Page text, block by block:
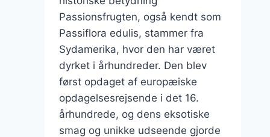
Passionsfrugten, også kendt som
Passiflora edulis, stammer fra
Sydamerika, hvor den har været
dyrket i århundreder. Den blev
først opdaget af europæiske
opdagelsesrejsende i det 16.
århundrede, og dens eksotiske
smag og unikke udseende gjorde